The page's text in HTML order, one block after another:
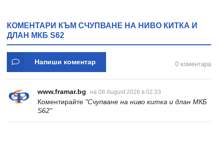
КОМЕНТАРИ КЪМ СЧУПВАНЕ НА НИВО КИТКА И
ДЛАН МКБ S62
Напиши коментар 0 коментара
www.framar.bg на 08 August 2026 в 02:33
Коментирайте "Счупване на ниво китка и длан МКБ
S62"